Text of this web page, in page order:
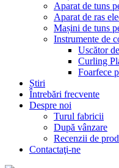
Aparat de tuns
Aparat de ras
Mașini de tuns
Instrumente de
Uscător
Curling
Foarfece
Știri
Întrebări frecvente
Despre noi
Turul fabricii
După vânzare
Recenzii de
Contactaţi-ne